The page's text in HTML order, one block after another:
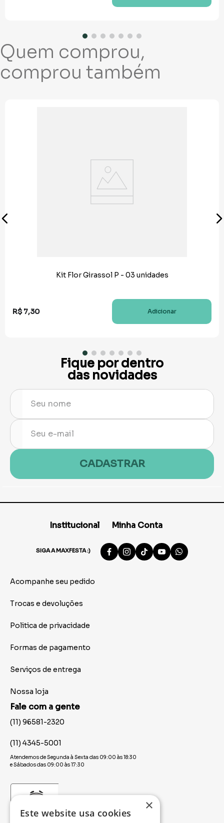
Quem comprou,
comprou também
Kit Flor Girassol P - 03 unidades
R$ 7,30 Adicionar
Fique por dentro
das novidades
CADASTRAR
Institucional Minha Conta
SIGA A MAXFESTA :)
Acompanhe seu pedido
Trocas e devoluções
Politica de privacidade
Formas de pagamento
Serviços de entrega
Nossa loja
Fale com a gente
(11) 96581-2320
(11) 4345-5001
Atendemos de Segunda à Sexta das 09:00 às 18:30
e Sábados das 09:00 às 17:30
×
Este website usa cookies